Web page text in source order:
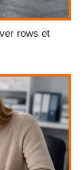
rows et